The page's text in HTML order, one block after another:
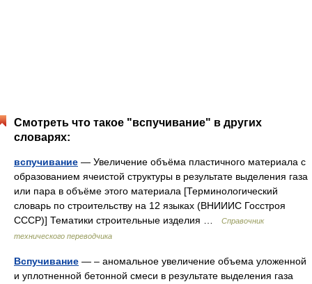
Смотреть что такое "вспучивание" в других
словарях:
вспучивание — Увеличение объёма пластичного материала с
образованием ячеистой структуры в результате выделения газа
или пара в объёме этого материала [Терминологический
словарь по строительству на 12 языках (ВНИИИС Госстроя
СССР)] Тематики строительные изделия …
Справочник
технического переводчика
Вспучивание — – аномальное увеличение объема уложенной
и уплотнен­ной бетонной смеси в результате выделения газа